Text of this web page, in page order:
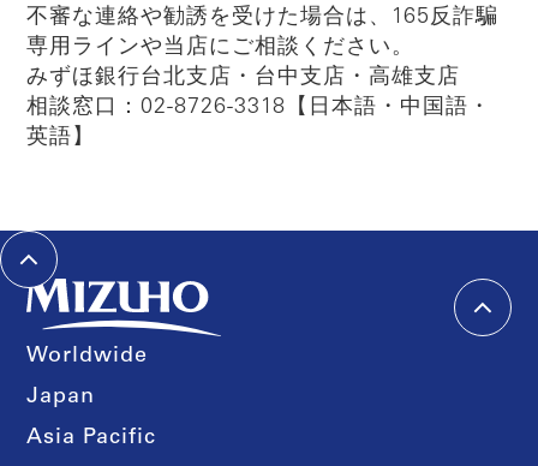
不審な連絡や勧誘を受けた場合は、165反詐騙
専用ラインや当店にご相談ください。
みずほ銀行台北支店・台中支店・高雄支店
相談窓口：02-8726-3318【日本語・中国語・
英語】
Worldwide
Japan
Asia Pacific